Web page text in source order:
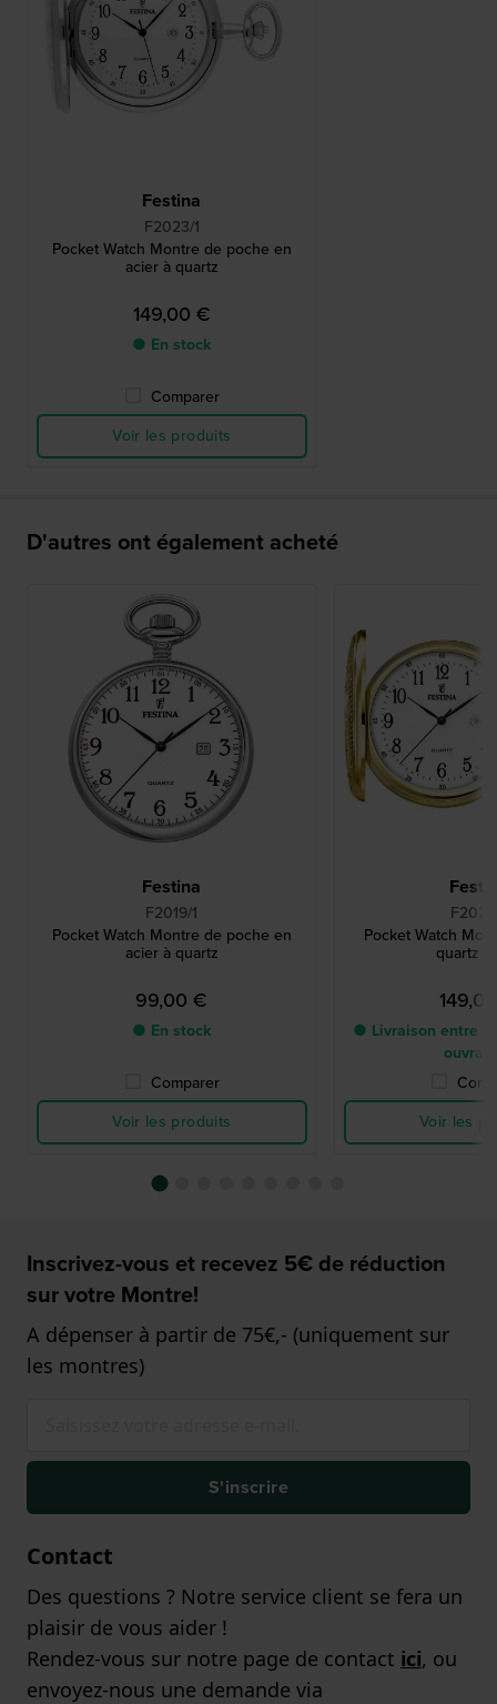
Festina
F2023/1
Pocket Watch Montre de poche en
acier à quartz
149,00 €
● En stock
Comparer
Voir les produits
D'autres ont également acheté
Festina
F2019/1
Pocket Watch Montre de poche en
acier à quartz
99,00 €
● En stock
Comparer
Voir les produits
Pocket Watch
quartz
● Livraison entre
Voir les
Inscrivez-vous et recevez 5€ de réduction
sur votre Montre!
A dépenser à partir de 75€,- (uniquement sur
les montres)
S'inscrire
Contact
Des questions ? Notre service client se fera un
plaisir de vous aider !
Rendez-vous sur notre page de contact ici, ou
envoyez-nous une demande via